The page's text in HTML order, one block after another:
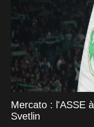
Mercato : l'ASSE
Svetlin